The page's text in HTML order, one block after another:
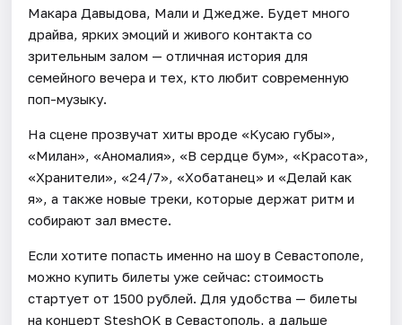
Макара Давыдова, Мали и Джедже. Будет много
драйва, ярких эмоций и живого контакта со
зрительным залом — отличная история для
семейного вечера и тех, кто любит современную
поп-музыку.
На сцене прозвучат хиты вроде «Кусаю губы»,
«Милан», «Аномалия», «В сердце бум», «Красота»,
«Хранители», «24/7», «Хобатанец» и «Делай как
я», а также новые треки, которые держат ритм и
собирают зал вместе.
Если хотите попасть именно на шоу в Севастополе,
можно купить билеты уже сейчас: стоимость
стартует от 1500 рублей. Для удобства — билеты
на концерт SteshOK в Севастополь, а дальше